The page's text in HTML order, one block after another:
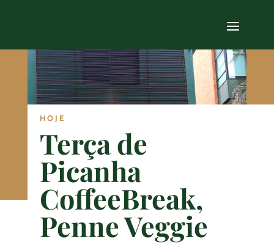
HOJE
Terça de
Picanha
CoffeeBreak,
Penne Veggie